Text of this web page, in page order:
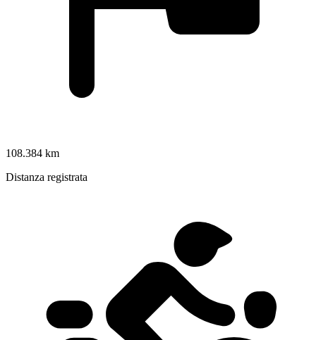
108.384 km
Distanza registrata